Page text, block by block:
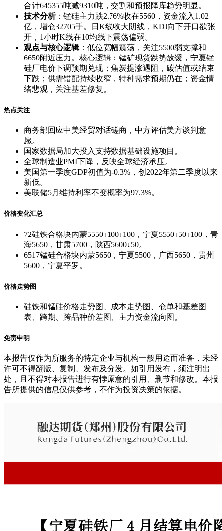
合计645355吨减9310吨，交割和预报降库趋势明显。
技术分析：锰硅主力跌2.76%收在5560，资金流入1.02
亿，增仓32705手。日K线收大阴线，KDJ向下开口欲张
开，1小时K线在10均线下震荡偏弱。
观点与核心逻辑：低位宽幅震荡，关注5500弱支撑和
6650附近压力。核心逻辑：锰矿现货跌势放缓，宁夏锰
硅厂电价下调预期兑现；焦炭提涨遇阻，碳估值或结束
下跌；供需错配持续收窄，特种需求预期仍在；资金情
绪悲观，关注基差修复。
热点关注
商务部回应中美经贸对话磋商，中方评估美方谈判意
愿。
国家数据局加大投入支持数据基础设施项目。
全球制造业PMI下降，反映全球经济承压。
美国第一季度GDP初值为-0.3%，创2022年第二季度以来
新低。
美联储5月维持利率不变概率为97.3%。
价格变化汇总
72硅铁合格块内蒙5550↓100↓100，宁夏5550↓50↓100，青
海5650，甘肃5700，陕西5600↓50。
6517锰硅合格块内蒙5650，宁夏5500，广西5650，贵州
5600，宁夏平罗。
价格走势图
硅铁和锰硅价格走势图、成本走势图、仓单和基差图
表、跨期、跨品种价差图、主力资金流向图。
免责申明
本报告仅作为所服务的特定企业与机构一般用途而准备，未经
许可不得翻版、复制、发布及分发。如引用发布，须注明出
处，且不得对本报告进行有悖原意的引用、删节和修改。本报
告所提供的信息仅供参考，不作为投资决策的依据。